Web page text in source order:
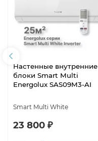
Настенные внутренние
блоки Smart Multi
Energolux SAS09M3-AI
Smart Multi White
23 800 ₽